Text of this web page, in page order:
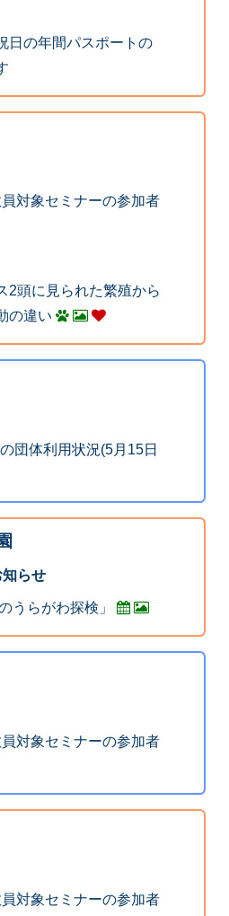
日の年間パスポートの
対象セミナーの参加者
2頭に見られた繁殖から
の違い
団体利用状況(5月15日
らせ
うらがわ探検」
対象セミナーの参加者
対象セミナーの参加者